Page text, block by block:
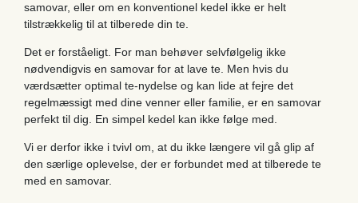
samovar, eller om en konventionel kedel ikke er helt
tilstrækkelig til at tilberede din te.
Det er forståeligt. For man behøver selvfølgelig ikke
nødvendigvis en samovar for at lave te. Men hvis du
værdsætter optimal te-nydelse og kan lide at fejre det
regelmæssigt med dine venner eller familie, er en samovar
perfekt til dig. En simpel kedel kan ikke følge med.
Vi er derfor ikke i tvivl om, at du ikke længere vil gå glip af
den særlige oplevelse, der er forbundet med at tilberede te
med en samovar.